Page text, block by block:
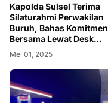
Kapolda Sulsel Terima
Silaturahmi Perwakilan
Buruh, Bahas Komitmen
Bersama Lewat Desk
Ketenagakerjaan
Mei 01, 2025